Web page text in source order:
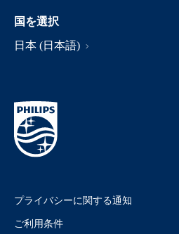
国を選択
日本 (日本語)
プライバシーに関する通知
ご利用条件